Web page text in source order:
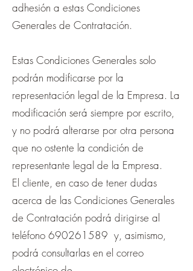
adhesión a estas Condiciones
Generales de Contratación.
Estas Condiciones Generales solo
podrán modificarse por la
representación legal de la Empresa. La
modificación será siempre por escrito,
y no podrá alterarse por otra persona
que no ostente la condición de
representante legal de la Empresa.
El cliente, en caso de tener dudas
acerca de las Condiciones Generales
de Contratación podrá dirigirse al
teléfono 690261589 y, asimismo,
podrá consultarlas en el correo